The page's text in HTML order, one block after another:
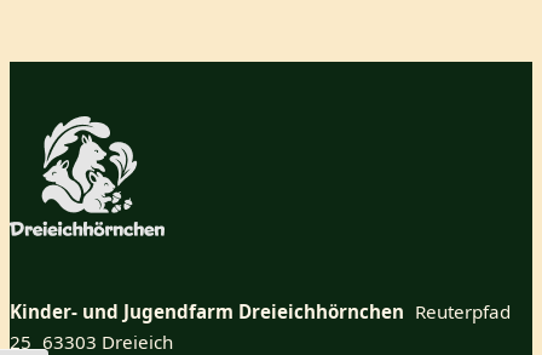
Kinder- und Jugendfarm Dreieichhörnchen Reuterpfad
25 63303 Dreieich